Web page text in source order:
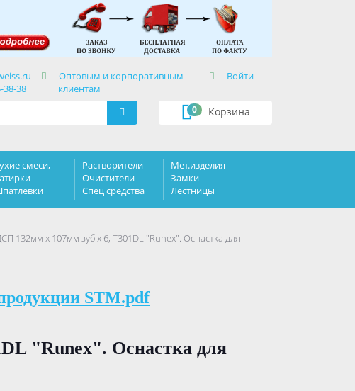
38-38
Оптовым и корпоративным
клиентам
Войти
Корзина
0
смеси,
Растворители
Очистители
Спец средства
Мет.изделия
Замки
Лестницы
132мм х 107мм зуб х 6, Т301DL "Runex". Оснастка для
STM.pdf
"Runex". Оснастка для